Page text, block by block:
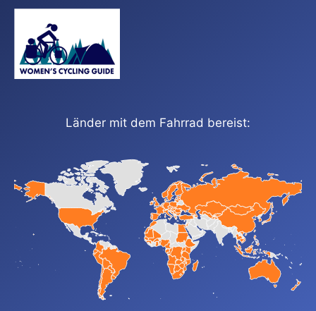
Länder mit dem Fahrrad bereist: